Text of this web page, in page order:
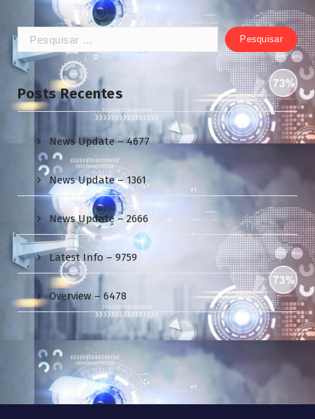
Pesquisar
por:
Posts Recentes
News Update – 4677
News Update – 1361
News Update – 2666
Latest Info – 9759
Overview – 6478